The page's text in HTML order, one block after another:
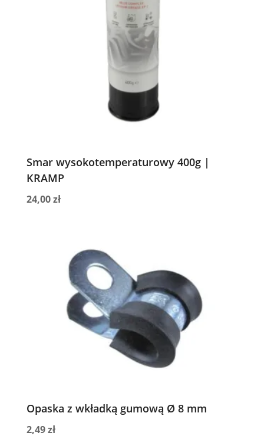
Smar wysokotemperaturowy 400g |
KRAMP
24,00zł
Opaska z wkładką gumową Ø 8 mm
2,49zł